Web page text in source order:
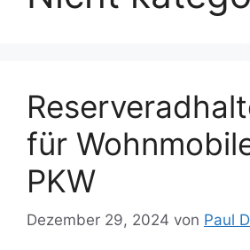
für
PKW
Dezember 29, 2024 von Paul